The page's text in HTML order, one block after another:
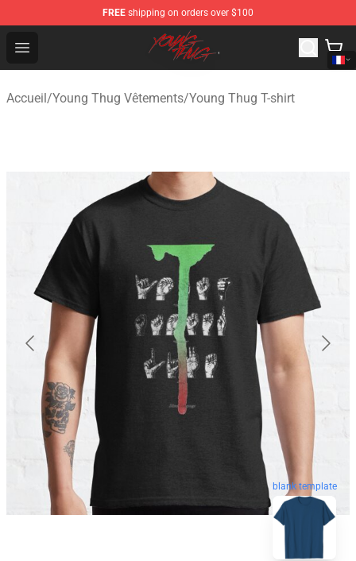
FREE shipping on orders over $100
Open menu
Young Thug Shop - Official Young Thug Merchandise
Accueil/Young Thug Vêtements/Young Thug T-shirt
blank template